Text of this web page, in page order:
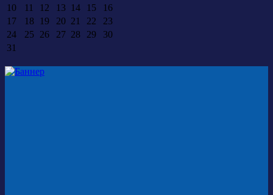
10
11 12 13 14 15
16
17
18 19 20 21 22
23
24
25 26 27 28 29
30
31